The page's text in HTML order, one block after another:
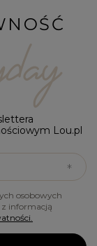
Lou.pl
osobowych
z informacją